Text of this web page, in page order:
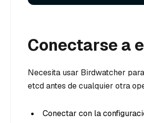
Conectarse a
Necesita usar Birdwatcher
etcd antes de cualquier otra
Conectar con la